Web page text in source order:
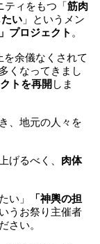
ィをもつ「 筋肉
い 」というメン
プロジェクト 。
を余儀なくされて
くなってきまし
トを再開 しま
、地元の人々を
げるべく、 肉体
い」
「神輿の担
うお祭り主催者
さい。